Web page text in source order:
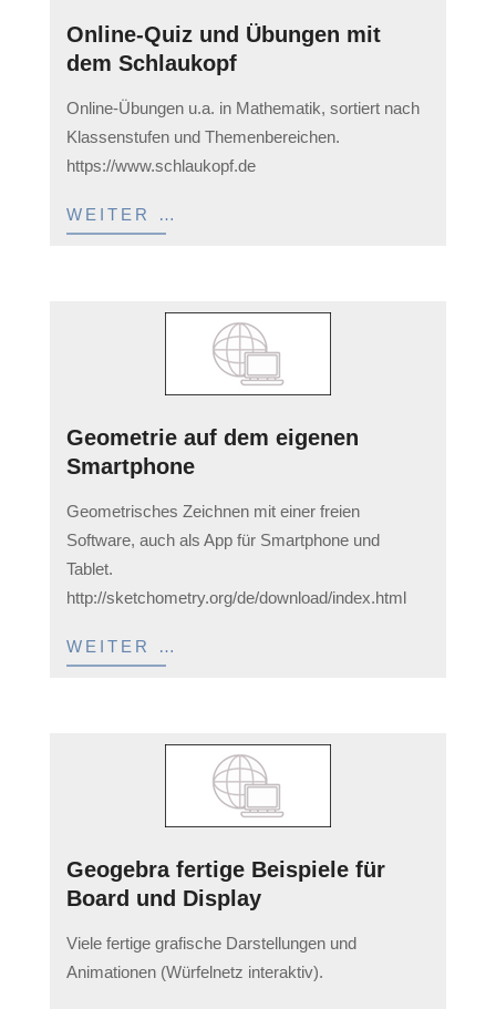
Online-Quiz und Übungen mit
dem Schlaukopf
03-
11
Online-Übungen u.a. in Mathematik, sortiert nach
Klassenstufen und Themenbereichen.
https://www.schlaukopf.de
WEITER …
Geometrie auf dem eigenen
Smartphone
03-
11
Geometrisches Zeichnen mit einer freien
Software, auch als App für Smartphone und
Tablet.
http://sketchometry.org/de/download/index.html
WEITER …
Geogebra fertige Beispiele für
Board und Display
03-
11
Viele fertige grafische Darstellungen und
Animationen (Würfelnetz interaktiv).